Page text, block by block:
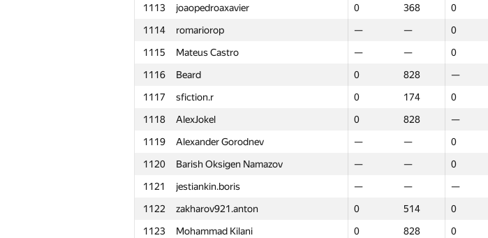
1113
joaopedroaxavier 0 368 0
1114
romariorop — — 0
1115
Mateus Castro — — 0
1116
Beard 0 828 —
1117
sfiction.r 0 174 0
1118
AlexJokel 0 828 —
1119
Alexander Gorodnev — — 0
1120
Barish Oksigen Namazov — — 0
1121
jestiankin.boris — — —
1122
zakharov921.anton 0 514 0
1123
Mohammad Kilani 0 828 0
1 2
GP30 O‘rin GP30